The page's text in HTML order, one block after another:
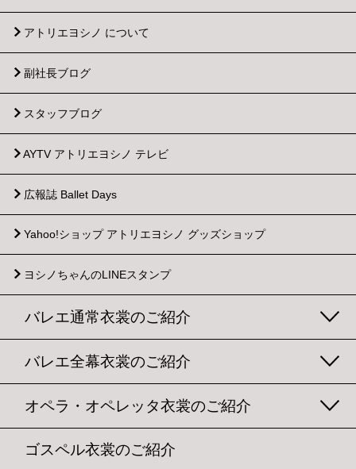
アトリエヨシノ について
副社長ブログ
スタッフブログ
AYTV アトリエヨシノ テレビ
広報誌 Ballet Days
Yahoo!ショップ アトリエヨシノ グッズショップ
ヨシノちゃんのLINEスタンプ
バレエ通常衣裳のご紹介
バレエ全幕衣裳のご紹介
オペラ・オペレッタ衣裳のご紹介
ゴスペル衣裳のご紹介